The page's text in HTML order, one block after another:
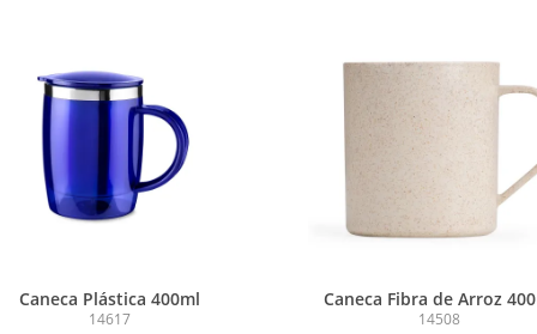
Caneca Plástica 400ml
14617
Caneca Fibra de Arroz
14508